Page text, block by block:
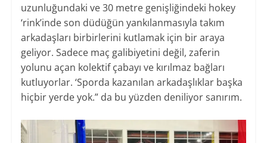
uzunluğundaki ve 30 metre genişliğindeki hokey
‘rink’inde son düdüğün yankılanmasıyla takım
arkadaşları birbirlerini kutlamak için bir araya
geliyor. Sadece maç galibiyetini değil, zaferin
yolunu açan kolektif çabayı ve kırılmaz bağları
kutluyorlar. ‘Sporda kazanılan arkadaşlıklar başka
hiçbir yerde yok.” da bu yüzden deniliyor sanırım.